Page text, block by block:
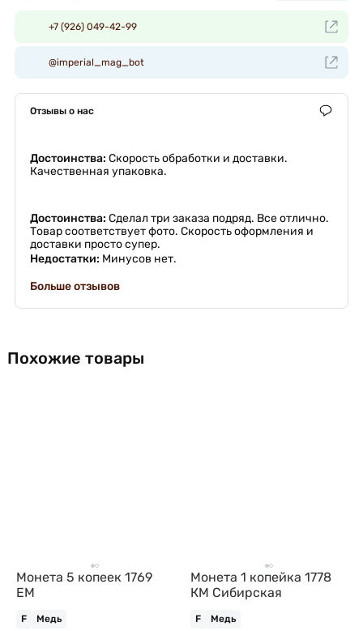
+7 (926) 049-42-99
@imperial_mag_bot
Отзывы о нас
Достоинства: Скорость обработки и доставки.
Качественная упаковка.
Достоинства: Сделал три заказа подряд. Все отлично.
Товар соответствует фото. Скорость оформления и
доставки просто супер.
Недостатки: Минусов нет.
Больше отзывов
Похожие товары
Монета 5 копеек 1769
ЕМ
F Медь
Монета 1 копейка 1778
КМ Сибирская
F Медь